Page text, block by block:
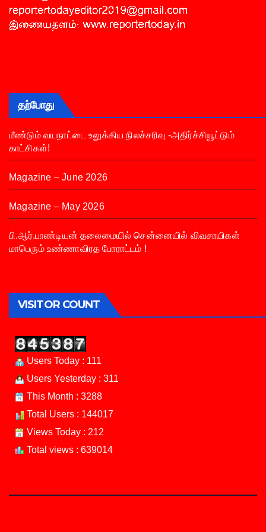
தற்போது
மீண்டும் வயநாட்டை உலுக்கிய நிலச்சரிவு -அதிர்ச்சியூட்டும்
காட்சிகள்!
Magazine – June 2026
Magazine – May 2026
பி.ஆர்.பாண்டியன் தலைமையில் சென்னையில் விவசாயிகள்
மாபெரும் உண்ணாவிரத போராட்டம் !
VISITOR COUNT
Users Today : 111
Users Yesterday : 311
This Month : 3288
Total Users : 144017
Views Today : 212
Total views : 639014